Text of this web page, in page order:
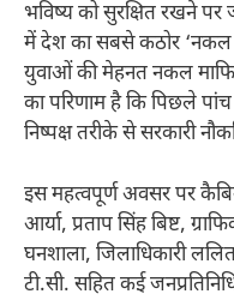
भविष्य को सुरक्षित रखने पर
में देश का सबसे कठोर ‘नकल
युवाओं की मेहनत नकल
का परिणाम है कि पिछले
निष्पक्ष तरीके से सरकारी
इस महत्वपूर्ण अवसर पर
आर्या, प्रताप सिंह बिष्ट,
घनशाला, जिलाधिकारी
टी.सी. सहित कई